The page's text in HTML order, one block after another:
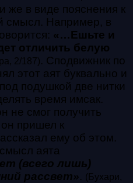
же в виде пояснения к
Например, в
«…Ешьте и
отличить белую
2/187). Сподвижник по
этот аят буквально и
подушкой две нитки
время имсак.
не смог получить
пришел к
ему об этом.
аята
(всего лишь)
рассвет». (Бухари,